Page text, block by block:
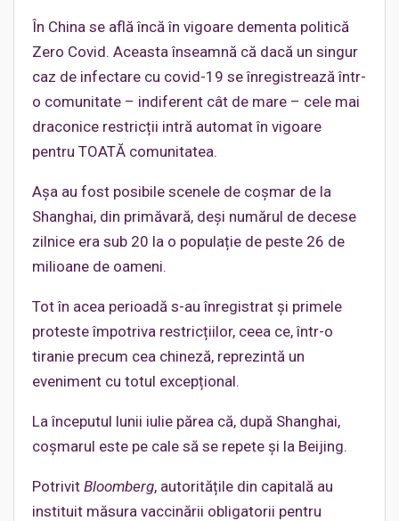
În China se află încă în vigoare dementa politică
Zero Covid. Aceasta înseamnă că dacă un singur
caz de infectare cu covid-19 se înregistrează într-
o comunitate – indiferent cât de mare – cele mai
draconice restricții intră automat în vigoare
pentru TOATĂ comunitatea.
Așa au fost posibile scenele de coșmar de la
Shanghai, din primăvară, deși numărul de decese
zilnice era sub 20 la o populație de peste 26 de
milioane de oameni.
Tot în acea perioadă s-au înregistrat și primele
proteste împotriva restricțiilor, ceea ce, într-o
tiranie precum cea chineză, reprezintă un
eveniment cu totul excepțional.
La începutul lunii iulie părea că, după Shanghai,
coșmarul este pe cale să se repete și la Beijing.
Potrivit Bloomberg, autoritățile din capitală au
instituit măsura vaccinării obligatorii pentru